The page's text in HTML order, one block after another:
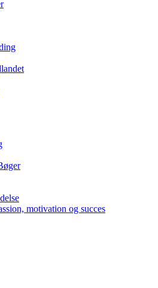
motivation og succes